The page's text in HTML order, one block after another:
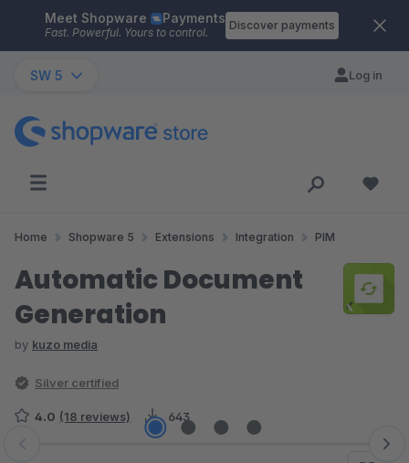
Skip to main content
Meet Shopware Payments
Fast. Powerful. Yours to control.
Discover payments
SW 5 Log in
Home Shopware 5 Extensions Integration PIM
Automatic Document
Generation
by kuzo media
Silver certified
4.0 (18 reviews) 643
Skip image gallery